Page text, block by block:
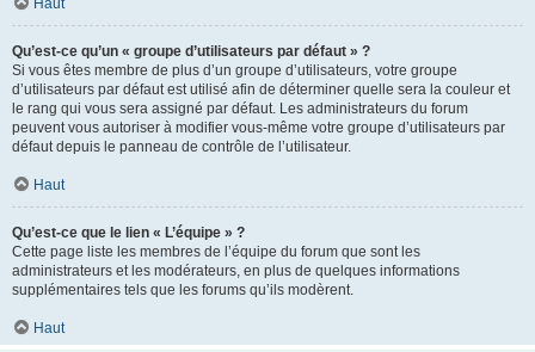
Haut
Qu’est-ce qu’un « groupe d’utilisateurs par défaut » ?
Si vous êtes membre de plus d’un groupe d’utilisateurs, votre groupe
d’utilisateurs par défaut est utilisé afin de déterminer quelle sera la couleur et
le rang qui vous sera assigné par défaut. Les administrateurs du forum
peuvent vous autoriser à modifier vous-même votre groupe d’utilisateurs par
défaut depuis le panneau de contrôle de l’utilisateur.
Haut
Qu’est-ce que le lien « L’équipe » ?
Cette page liste les membres de l’équipe du forum que sont les
administrateurs et les modérateurs, en plus de quelques informations
supplémentaires tels que les forums qu’ils modèrent.
Haut